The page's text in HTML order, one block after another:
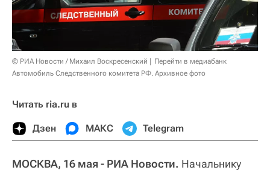
© РИА Новости / Михаил Воскресенский
Перейти в медиабанк
Автомобиль Следственного комитета РФ. Архивное фото
Читать ria.ru в
Дзен МАКС Telegram
МОСКВА, 16 мая - РИА Новости. Начальнику